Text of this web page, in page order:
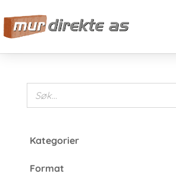
Kategorier
Petersen Tegl
Format